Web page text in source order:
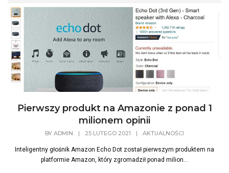
Pierwszy produkt na Amazonie z ponad 1
milionem opinii
BY ADMIN | 25 LUTEGO 2021 | AKTUALNOŚCI
Inteligentny głośnik Amazon Echo Dot został pierwszym produktem na
platformie Amazon, który zgromadził ponad milion...